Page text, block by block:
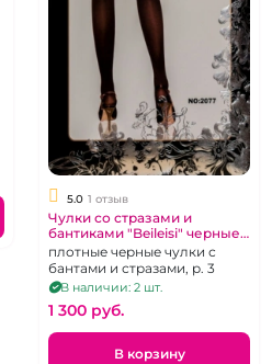
5.0 1 отзыв
Чулки со стразами и
бантиками "Beileisi" черные
плотные
плотные черные чулки с
бантами и стразами, р. 3
В наличии: 2 шт.
1 300 pуб.
В корзину